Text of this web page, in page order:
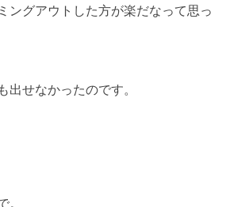
ングアウトした方が楽だなって思っ
せなかったのです。